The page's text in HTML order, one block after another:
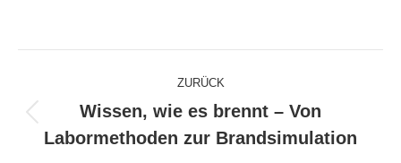
Kommentarnavigation
ZURÜCK
Vorheriger
Beitrag:
Wissen, wie es brennt – Von
Labormethoden zur Brandsimulation